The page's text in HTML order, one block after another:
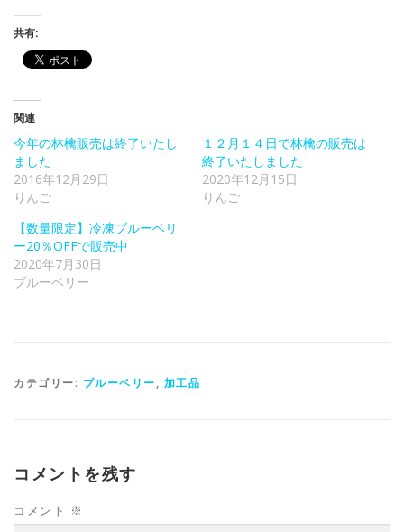
共有:
関連
今年の林檎販売は終了いたし
ました
2016年12月29日
りんご
１２月１４日で林檎の販売は
終了いたしました
2020年12月15日
りんご
【数量限定】冷凍ブルーベリ
ー20％OFFで販売中
2020年7月30日
ブルーベリー
カテゴリー: ブルーベリー, 加工品
コメントを残す
コメント ※